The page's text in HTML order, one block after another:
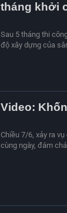
tháng khởi
Sau 5 tháng thi
độ xây dựng của
Video:
Chiều 7/6, xảy ra
cùng ngày, đám